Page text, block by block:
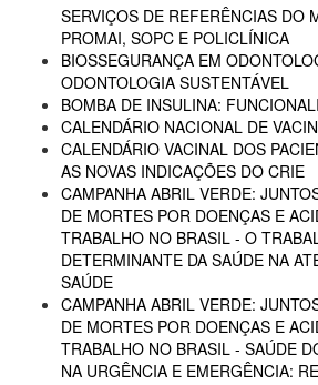
SERVIÇOS DE REFERÊNCIAS DO
PROMAI, SOPC E POLICLÍNICA
BIOSSEGURANÇA EM
ODONTOLOGIA SUSTENTÁVEL
BOMBA DE INSULINA:
CALENDÁRIO NACIONAL DE
CALENDÁRIO VACINAL DOS
AS NOVAS INDICAÇÕES DO CRIE
CAMPANHA ABRIL VERDE:
DE MORTES POR DOENÇAS E
TRABALHO NO BRASIL - O
DETERMINANTE DA SAÚDE NA
SAÚDE
CAMPANHA ABRIL VERDE:
DE MORTES POR DOENÇAS E
TRABALHO NO BRASIL - SAÚDE
NA URGÊNCIA E EMERGÊNCIA: